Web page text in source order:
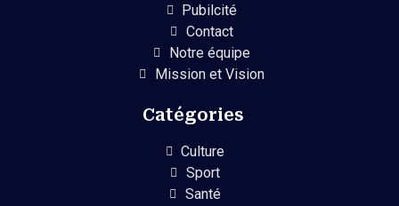
Pubilcité
Contact
Notre équipe
Mission et Vision
Catégories
Culture
Sport
Santé